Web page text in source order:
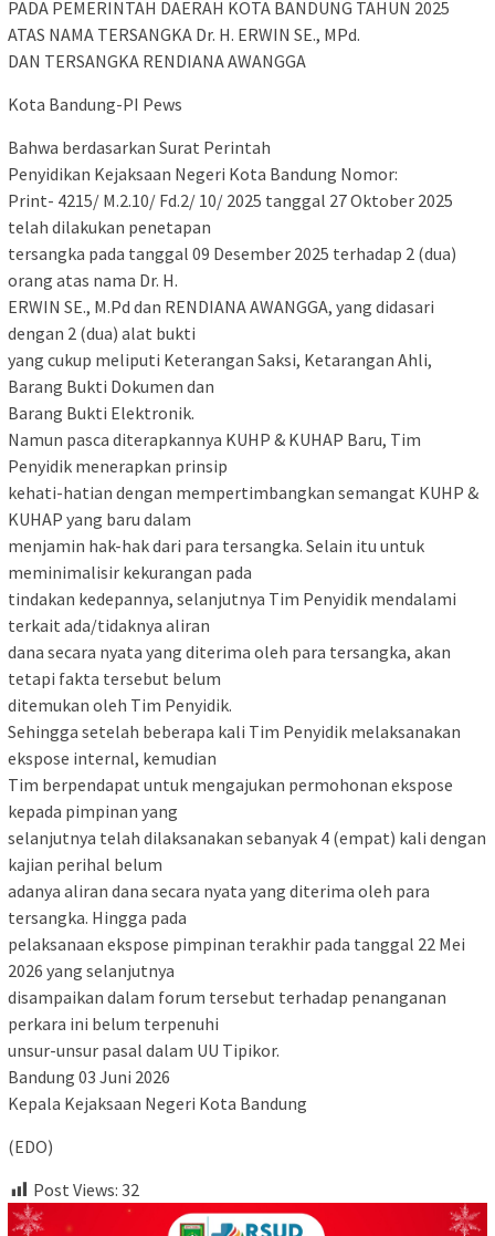
PADA PEMERINTAH DAERAH KOTA BANDUNG TAHUN 2025
ATAS NAMA TERSANGKA Dr. H. ERWIN SE., MPd.
DAN TERSANGKA RENDIANA AWANGGA
Kota Bandung-PI Pews
Bahwa berdasarkan Surat Perintah
Penyidikan Kejaksaan Negeri Kota Bandung Nomor:
Print- 4215/ M.2.10/ Fd.2/ 10/ 2025 tanggal 27 Oktober 2025
telah dilakukan penetapan
tersangka pada tanggal 09 Desember 2025 terhadap 2 (dua)
orang atas nama Dr. H.
ERWIN SE., M.Pd dan RENDIANA AWANGGA, yang didasari
dengan 2 (dua) alat bukti
yang cukup meliputi Keterangan Saksi, Ketarangan Ahli,
Barang Bukti Dokumen dan
Barang Bukti Elektronik.
Namun pasca diterapkannya KUHP & KUHAP Baru, Tim
Penyidik menerapkan prinsip
kehati-hatian dengan mempertimbangkan semangat KUHP &
KUHAP yang baru dalam
menjamin hak-hak dari para tersangka. Selain itu untuk
meminimalisir kekurangan pada
tindakan kedepannya, selanjutnya Tim Penyidik mendalami
terkait ada/tidaknya aliran
dana secara nyata yang diterima oleh para tersangka, akan
tetapi fakta tersebut belum
ditemukan oleh Tim Penyidik.
Sehingga setelah beberapa kali Tim Penyidik melaksanakan
ekspose internal, kemudian
Tim berpendapat untuk mengajukan permohonan ekspose
kepada pimpinan yang
selanjutnya telah dilaksanakan sebanyak 4 (empat) kali dengan
kajian perihal belum
adanya aliran dana secara nyata yang diterima oleh para
tersangka. Hingga pada
pelaksanaan ekspose pimpinan terakhir pada tanggal 22 Mei
2026 yang selanjutnya
disampaikan dalam forum tersebut terhadap penanganan
perkara ini belum terpenuhi
unsur-unsur pasal dalam UU Tipikor.
Bandung 03 Juni 2026
Kepala Kejaksaan Negeri Kota Bandung
(EDO)
Post Views: 32